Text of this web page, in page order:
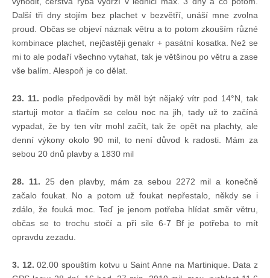
Knihovna
Knihovna
Kontakt
Bazar
Mé inzeráty
Další tři dny stojím bez plachet v bezvětří, unáší mne zvolna
proud. Občas se objeví náznak větru a to potom zkouším různé
kombinace plachet, nejčastěji genakr + pasátní kosatka. Než se
mi to ale podaří všechno vytahat, tak je většinou po větru a zase
vše balím. Alespoň je co dělat.
23. 11. podle předpovědi by měl být nějaký vítr pod 14°N, tak
startuji motor a tlačím se celou noc na jih, tady už to začíná
vypadat, že by ten vítr mohl začít, tak že opět na plachty, ale
denní výkony okolo 90 mil, to není důvod k radosti. Mám za
sebou 20 dnů plavby a 1830 mil
28. 11. 25 den plavby, mám za sebou 2272 mil a konečně
začalo foukat. No a potom už foukat nepřestalo, někdy se i
zdálo, že fouká moc. Teď je jenom potřeba hlídat směr větru,
občas se to trochu stočí a při sile 6-7 Bf je potřeba to mít
opravdu zezadu.
3. 12. 02.00 spouštím kotvu u Saint Anne na Martinique. Data z